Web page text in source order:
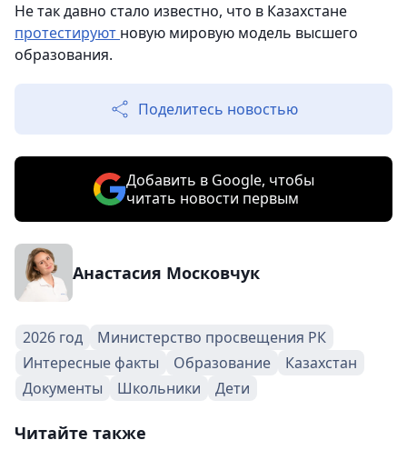
Не так давно стало известно, что в Казахстане
протестируют новую мировую модель высшего
образования.
Поделитесь новостью
Добавить в Google, чтобы
читать новости первым
Анастасия Московчук
2026 год
Министерство просвещения РК
Интересные факты
Образование
Казахстан
Документы
Школьники Дети
Читайте также